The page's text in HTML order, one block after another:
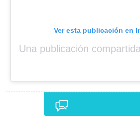
Ver esta publicación en